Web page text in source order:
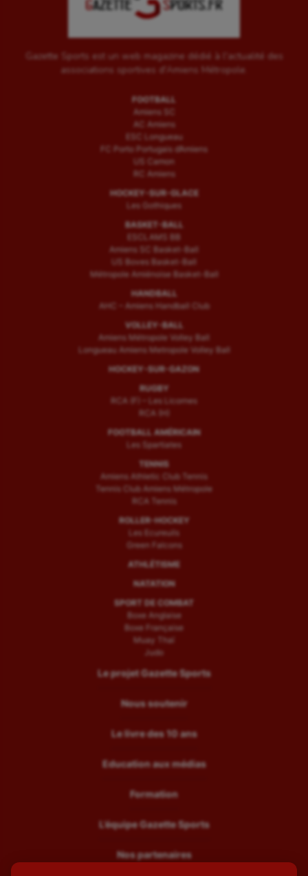
Gazette Sports est un web magazine dédié à l'actualité des
associations sportives d'Amiens Métropole.
FOOTBALL
Amiens SC
AC Amiens
ESC Longueau
FC Porto Portugais d’Amiens
US Camon
RC Amiens
HOCKEY-SUR-GLACE
Les Gothiques
BASKET-BALL
ESCLAMS BB
Amiens SC Basket-Ball
US Boves Basket-Ball
Métropole Amiénoise Basket-Ball
HANDBALL
AHC – Amiens Handball Club
VOLLEY-BALL
Amiens Métropole Volley Ball
Longueau Amiens Metropole Volley Ball
HOCKEY-SUR-GAZON
RUGBY
RCA (F) – Les Licornes
RCA (H)
FOOTBALL AMÉRICAIN
Les Spartiates
TENNIS
Amiens Athletic Club Tennis
Tennis Club Amiens Métropole
RCA Tennis
ROLLER-HOCKEY
Les Ecureuils
Green Falcons
ATHLÉTISME
NATATION
SPORT DE COMBAT
Boxe Anglaise
Boxe Française
Muay Thaï
Judo
Le projet Gazette Sports
Nous soutenir
Le livre des 10 ans
Education aux médias
Formation
L’équipe Gazette Sports
Nos partenaires